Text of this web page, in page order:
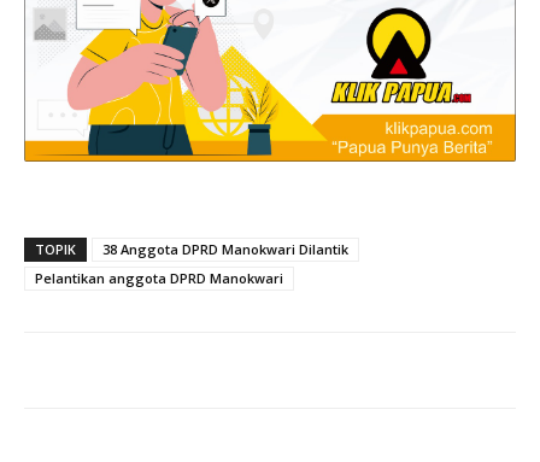
TOPIK
38 Anggota DPRD Manokwari Dilantik
Pelantikan anggota DPRD Manokwari